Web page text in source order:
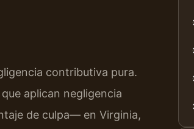
contributiva pura.
aplican negligencia
de culpa— en Virginia,